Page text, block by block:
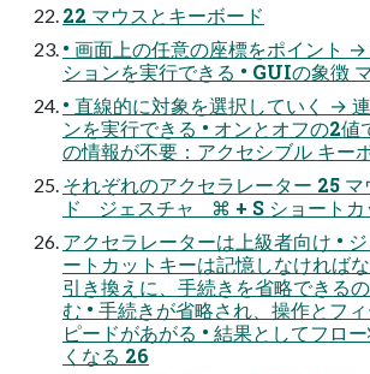
22 マウスとキーボード
• 画面上の任意の座標をポイント
ションを実行できる • GUIの象徴
• 直線的に対象を選択していく →
ンを実行できる • オンとオフの2値
の情報が不要：アクセシブル キー
それぞれのアクセラレーター 25
ド ジェスチャ ⌘ + S ショートカ
アクセラレーターは上級者向け •
ートカットキーは記憶しなければ
引き換えに、手続きを省略できる
む • 手続きが省略され、操作とフ
ピードがあがる • 結果としてフロ
くなる 26